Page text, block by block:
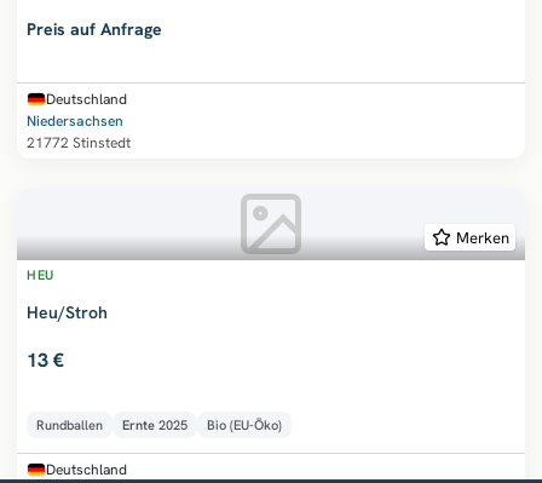
Preis auf Anfrage
Deutschland
Niedersachsen
21772 Stinstedt
Merken
HEU
Heu/Stroh
13 €
Rundballen Ernte 2025 Bio (EU-Öko)
Deutschland